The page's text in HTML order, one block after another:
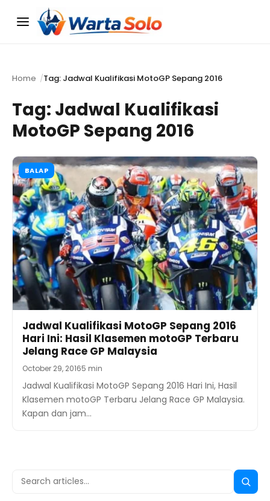
Menu
Home Tag: Jadwal Kualifikasi MotoGP Sepang 2016
Tag: Jadwal Kualifikasi
MotoGP Sepang 2016
BALAP
Jadwal Kualifikasi MotoGP Sepang 2016
Hari Ini: Hasil Klasemen motoGP Terbaru
Jelang Race GP Malaysia
October 29, 20165 min
Jadwal Kualifikasi MotoGP Sepang 2016 Hari Ini, Hasil
Klasemen motoGP Terbaru Jelang Race GP Malaysia.
Kapan dan jam…
Search
Search